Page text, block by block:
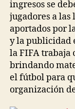
ingresos se
jugadores a las
aportados por
y la publicidad
la FIFA trabaja
brindando
el fútbol para
organización